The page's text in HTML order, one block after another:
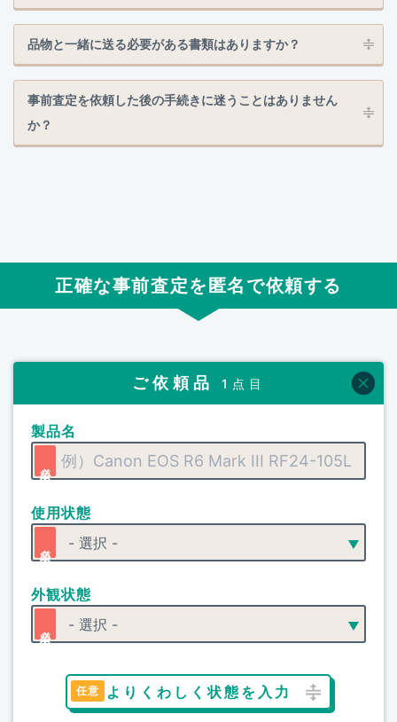
品物と一緒に送る必要がある書類はありますか？
事前査定を依頼した後の手続きに迷うことはありません
か？
正確な事前査定を匿名で依頼する
ご依頼品 1点目
製品名
使用状態
外観状態
よりくわしく状態を入力